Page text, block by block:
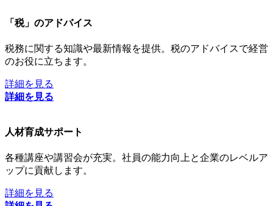
「税」のアドバイス
税務に関する知識や最新情報を提供。税のアドバイスで経営
のお役に立ちます。
詳細を見る
詳細を見る
人材育成サポート
各種講座や講習会が充実。社員の能力向上と企業のレベルア
ップに貢献します。
詳細を見る